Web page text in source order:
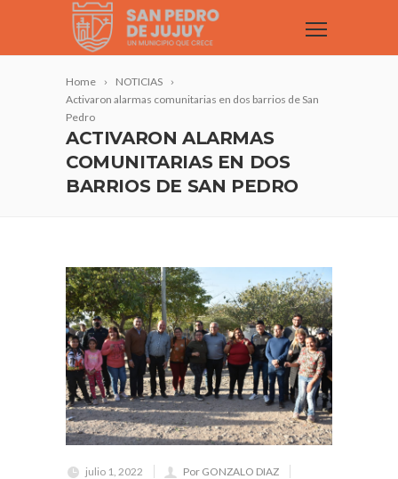
Home
NOTICIAS
Activaron alarmas comunitarias en dos barrios de San
Pedro
ACTIVARON ALARMAS
COMUNITARIAS EN DOS
BARRIOS DE SAN PEDRO
julio 1, 2022
Por GONZALO DIAZ